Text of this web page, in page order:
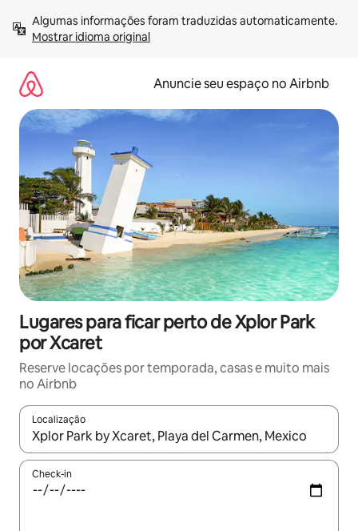
para
Mostrar idioma original
Anuncie seu espaço no Airbnb
Lugares para ficar perto de Xplor Park
por Xcaret
Reserve locações por temporada, casas e muito mais
no Airbnb
Localização
Quando os resultados estiverem disponíveis, explore-os
Check-in